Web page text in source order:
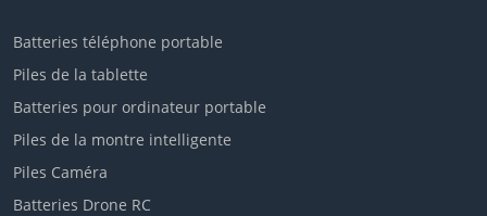
Batteries téléphone portable
Piles de la tablette
Batteries pour ordinateur portable
Piles de la montre intelligente
Piles Caméra
Batteries Drone RC